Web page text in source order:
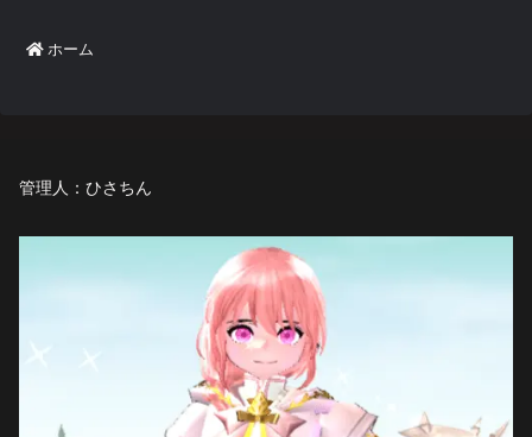
ホーム
管理人：ひさちん